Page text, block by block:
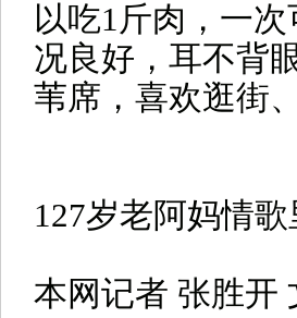
以吃1斤肉，一
况良好，耳不背
苇席，喜欢逛街
127岁老阿妈情
本网记者 张胜开